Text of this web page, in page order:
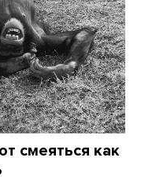
смеяться как